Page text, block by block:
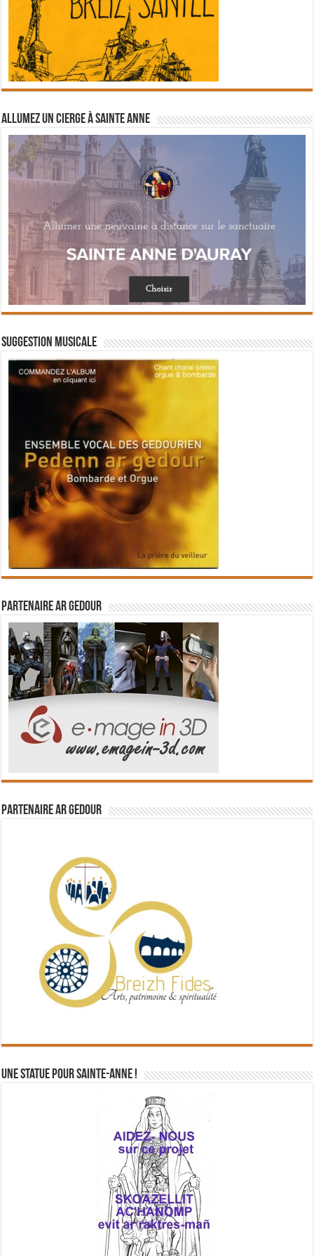
Allumez un cierge à Sainte Anne
Suggestion musicale
Partenaire Ar Gedour
Partenaire Ar Gedour
Une statue pour Sainte-Anne !